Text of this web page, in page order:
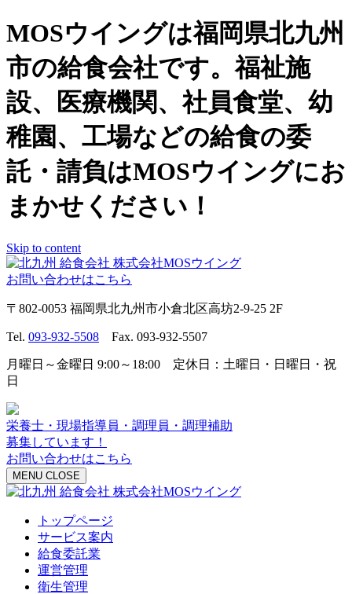
MOSウイングは福岡県北九州
市の給食会社です。福祉施
設、医療機関、社員食堂、幼
稚園、工場などの給食の委
託・請負はMOSウイングにお
まかせください！
Skip to content
お問い合わせはこちら
〒802-0053 福岡県北九州市小倉北区高坊2-9-25 2F
Tel. 093-932-5508 Fax. 093-932-5507
月曜日～金曜日 9:00～18:00 定休日：土曜日・日曜日・祝
日
栄養士・現場指導員・調理員・調理補助
募集しています！
お問い合わせはこちら
MENU CLOSE
トップページ
サービス案内
給食委託業
運営管理
衛生管理